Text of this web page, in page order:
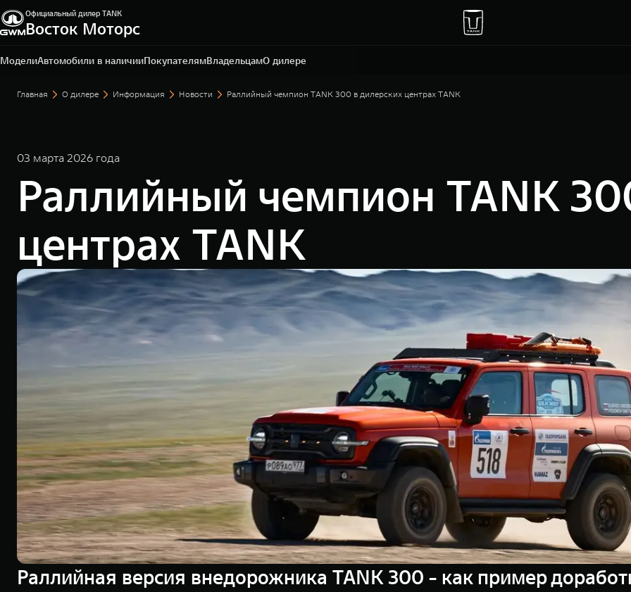
Официальный дилер TANK
Восток Моторс
МоделиАвтомобили в наличииПокупателямВладельцамО дилере
Пермь, ш. Космонавтов, 328/1
+7 342 205-51-19
Главная О дилере Информация Новости Раллийный чемпион TANK 300 в дилерских центрах TANK
03 марта 2026 года
Раллийный чемпион TANK
центрах TANK
Раллийная версия внедорожника TANK 300 - как пример